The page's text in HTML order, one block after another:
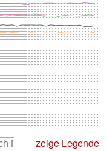
zeige Legende